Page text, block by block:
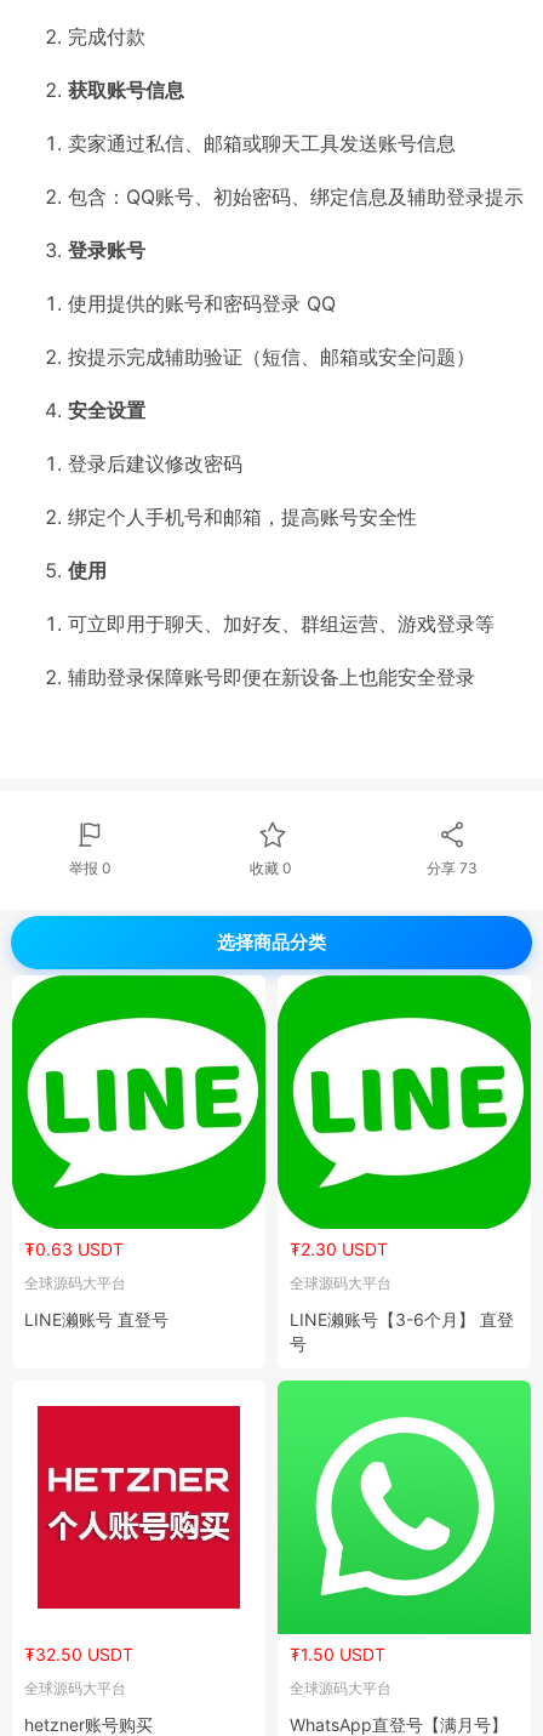
完成付款
获取账号信息
卖家通过私信、邮箱或聊天工具发送账号信息
包含：QQ账号、初始密码、绑定信息及辅助登录提示
登录账号
使用提供的账号和密码登录 QQ
按提示完成辅助验证（短信、邮箱或安全问题）
安全设置
登录后建议修改密码
绑定个人手机号和邮箱，提高账号安全性
使用
可立即用于聊天、加好友、群组运营、游戏登录等
辅助登录保障账号即便在新设备上也能安全登录
举报 0 收藏 0 分享73
选择商品分类
₮0.63 USDT
全球源码大平台
LINE濑账号 直登号
₮2.30 USDT
全球源码大平台
LINE濑账号【3-6个月】 直登
号
₮32.50 USDT
全球源码大平台
hetzner账号购买
₮1.50 USDT
全球源码大平台
WhatsApp直登号【满月号】